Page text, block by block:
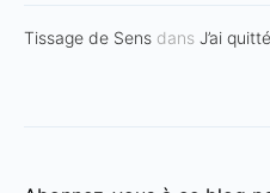
Tissage de Sens dans J’ai